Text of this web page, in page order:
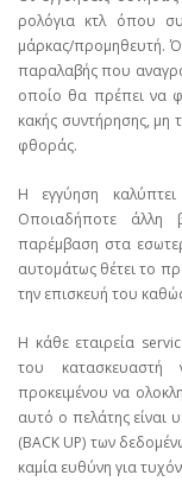
ρολόγια κτλ όπου
μάρκας/προμηθευτή.
παραλαβής που
οποίο θα πρέπει να
κακής συντήρησης, μη
φθοράς.
Η εγγύηση
Οποιαδήποτε άλλη
παρέμβαση στα
αυτομάτως θέτει το
την επισκευή του
Η κάθε εταιρεία
του κατασκευαστή
προκειμένου να
αυτό ο πελάτης είναι
(BACK UP) των
καμία ευθύνη για